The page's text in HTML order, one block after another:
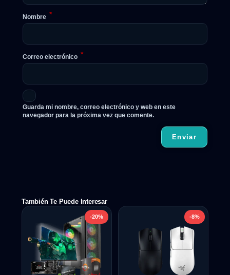
Nombre *
Correo electrónico *
Guarda mi nombre, correo electrónico y web en este
navegador para la próxima vez que comente.
También Te Puede Interesar
-20% -8%